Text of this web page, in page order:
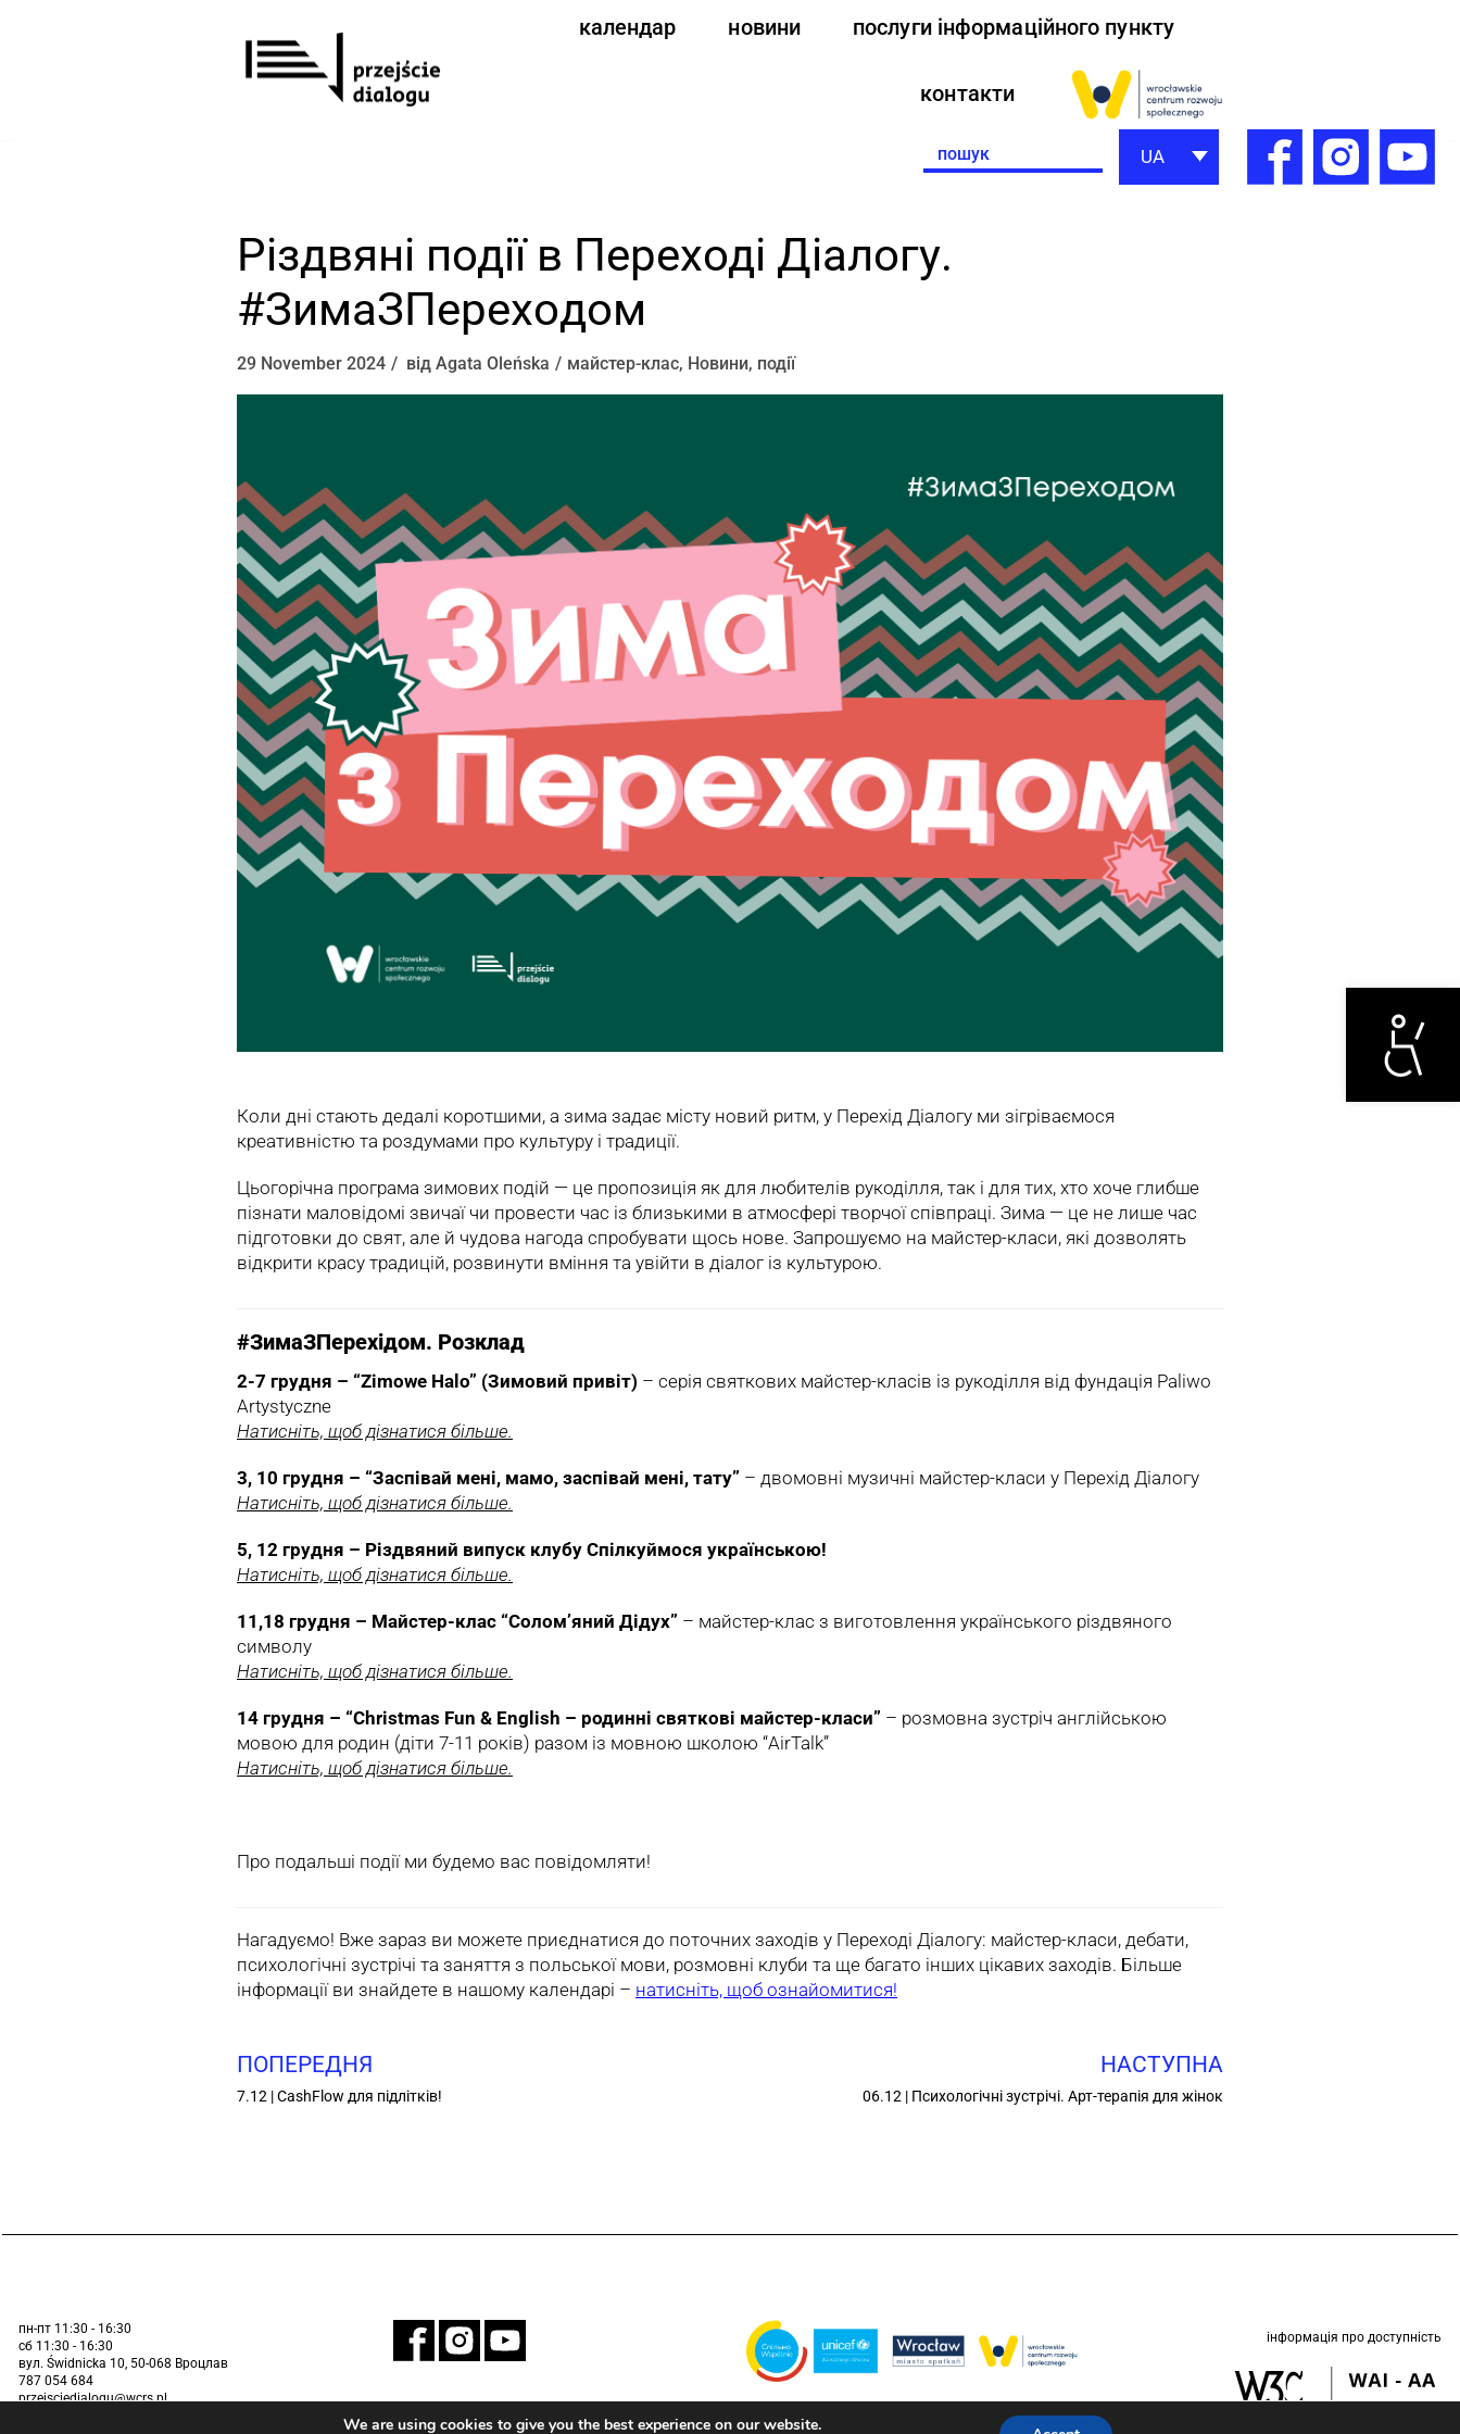
Otwórz
календар новини послуги інформаційного пункту
контакти
Search
for:
UA
Різдвяні події в Переході Діалогу.
#ЗимаЗПерехoдом
29 November 2024 від Agata Oleńska майстер-клас, Новини, події
Коли дні стають дедалі коротшими, а зима задає місту новий ритм, у Перехід Діалогу ми зігріваємося
креативністю та роздумами про культуру і традиції.
Цьогорічна програма зимових подій — це пропозиція як для любителів рукоділля, так і для тих, хто хоче глибше
пізнати маловідомі звичаї чи провести час із близькими в атмосфері творчої співпраці. Зима — це не лише час
підготовки до свят, але й чудова нагода спробувати щось нове. Запрошуємо на майстер-класи, які дозволять
відкрити красу традицій, розвинути вміння та увійти в діалог із культурою.
#ЗимаЗПерехідом. Розклад
2-7 грудня – “Zimowe Halo” (Зимовий привіт) – серія святкових майстер-класів із рукоділля від фундація Paliwo
Artystyczne
Натисніть, щоб дізнатися більше.
3, 10 грудня – “Заспівай мені, мамо, заспівай мені, тату” – двомовні музичні майстер-класи у Перехід Діалогу
Натисніть, щоб дізнатися більше.
5, 12 грудня – Pіздвяний випуск клубу Спілкуймося українською!
Натисніть, щоб дізнатися більше.
11,18 грудня – Mайстер-клас “Солом’яний Дідух” – майстер-клас з виготовлення українського різдвяного
символу
Натисніть, щоб дізнатися більше.
14 грудня – “Christmas Fun & English – родинні святкові майстер-класи” – розмовна зустріч англійською
мовою для родин (діти 7-11 років) разом із мовною школою “AirTalk”
Натисніть, щоб дізнатися більше.
Про подальші події ми будемо вас повідомляти!
Нагадуємо! Вже зараз ви можете приєднатися до поточних заходів у Переході Діалогу: майстер-класи, дебати,
психологічні зустрічі та заняття з польської мови, розмовні клуби та ще багато інших цікавих заходів. Більше
інформації ви знайдете в нашому календарі – натисніть, щоб ознайомитися!
ПОПЕРЕДНЯ
7.12 | CashFlow для підлітків!
НАСТУПНА
06.12 | Психологічні зустрічі. Арт-терапія для жінок
пн-пт 11:30 - 16:30
сб 11:30 - 16:30
вул. Świdnicka 10, 50-068 Вроцлав
787 054 684
przejsciedialogu@wcrs.pl
Завдання виконується муніципалітетом Вроцлава у
партнерстві з Дитячим фондом ООН (ЮНІСЕФ).
інформація про доступність
We are using cookies to give you the best experience on our website.